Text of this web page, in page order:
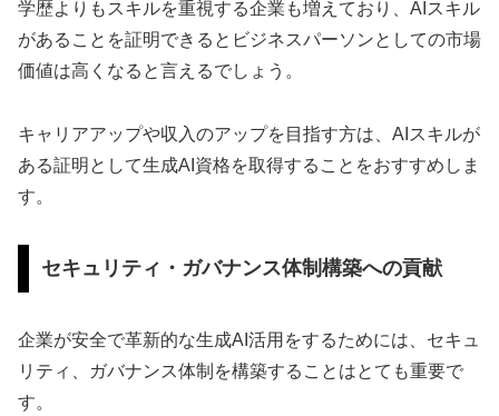
学歴よりもスキルを重視する企業も増えており、AIスキル
があることを証明できるとビジネスパーソンとしての市場
価値は高くなると言えるでしょう。
キャリアアップや収入のアップを目指す方は、AIスキルが
ある証明として生成AI資格を取得することをおすすめしま
す。
セキュリティ・ガバナンス体制構築への貢献
企業が安全で革新的な生成AI活用をするためには、セキュ
リティ、ガバナンス体制を構築することはとても重要で
す。